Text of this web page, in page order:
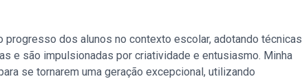
progresso dos alunos no contexto escolar, adotando técnicas
e são impulsionadas por criatividade e entusiasmo. Minha
se tornarem uma geração excepcional, utilizando